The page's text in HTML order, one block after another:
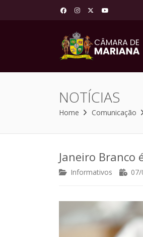
NOTÍCIAS
Home Comunicação
Janeiro Branco
Informativos